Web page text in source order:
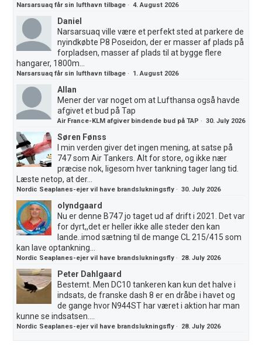
Narsarsuaq får sin lufthavn tilbage ·4. August 2026
Daniel
Narsarsuaq ville være et perfekt sted at parkere de
nyindkøbte P8 Poseidon, der er masser af plads på
forpladsen, masser af plads til at bygge flere
hangarer, 1800m...
Narsarsuaq får sin lufthavn tilbage · 1. August 2026
Allan
Mener der var noget om at Lufthansa også havde
afgivet et bud på Tap
Air France-KLM afgiver bindende bud på TAP ·30. July 2026
Søren Fønss
I min verden giver det ingen mening, at satse på
747 som Air Tankers. Alt for store, og ikke nær
præcise nok, ligesom hver tankning tager lang tid.
Læste netop, at der...
Nordic Seaplanes-ejer vil have brandslukningsfly ·30. July 2026
olyndgaard
Nu er denne B747 jo taget ud af drift i 2021. Det var
for dyrt,,det er heller ikke alle steder den kan
lande..imod sætning til de mange CL 215/415 som
kan lave optankning...
Nordic Seaplanes-ejer vil have brandslukningsfly · 28. July 2026
Peter Dahlgaard
Bestemt. Men DC10 tankeren kan kun det halve i
indsats, de franske dash 8 er en dråbe i havet og
de gange hvor N944ST har været i aktion har man
kunne se indsatsen....
Nordic Seaplanes-ejer vil have brandslukningsfly · 28. July 2026